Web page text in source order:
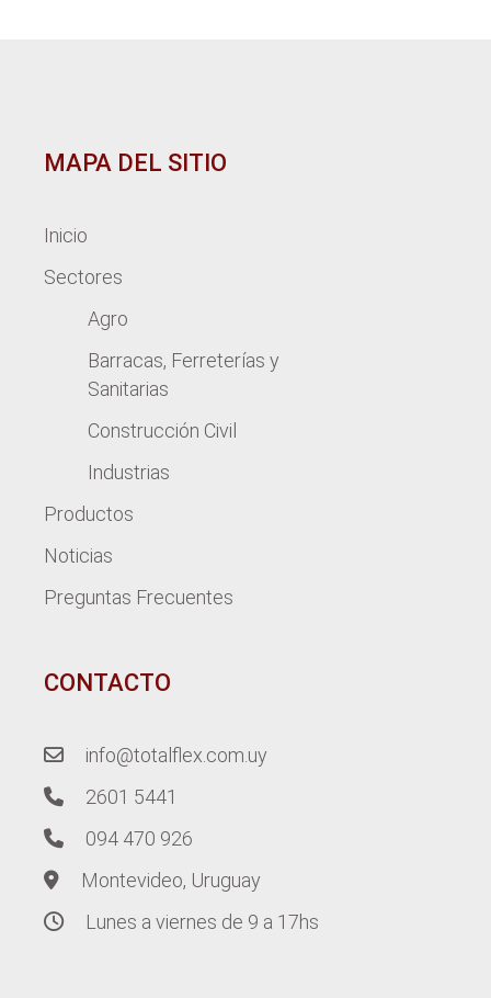
MAPA DEL SITIO
Inicio
Sectores
Agro
Barracas, Ferreterías y
Sanitarias
Construcción Civil
Industrias
Productos
Noticias
Preguntas Frecuentes
CONTACTO
info@totalflex.com.uy
2601 5441
094 470 926
Montevideo, Uruguay
Lunes a viernes de 9 a 17hs